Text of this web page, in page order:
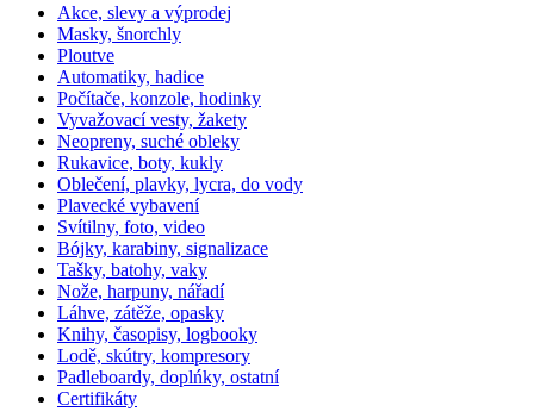
Akce, slevy a výprodej
Masky, šnorchly
Ploutve
Automatiky, hadice
Počítače, konzole, hodinky
Vyvažovací vesty, žakety
Neopreny, suché obleky
Rukavice, boty, kukly
Oblečení, plavky, lycra, do vody
Plavecké vybavení
Svítilny, foto, video
Bójky, karabiny, signalizace
Tašky, batohy, vaky
Nože, harpuny, nářadí
Láhve, zátěže, opasky
Knihy, časopisy, logbooky
Lodě, skútry, kompresory
Padleboardy, doplńky, ostatní
Certifikáty